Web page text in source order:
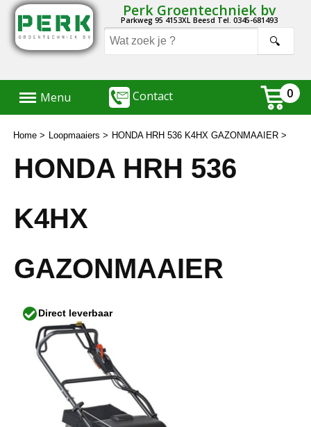
Perk Groentechniek bv
Parkweg 95 4153XL Beesd Tel. 0345-681493
MenuMenu Contact 0
Home Loopmaaiers HONDA HRH 536 K4HX GAZONMAAIER
HONDA HRH 536
K4HX
GAZONMAAIER
Direct leverbaar